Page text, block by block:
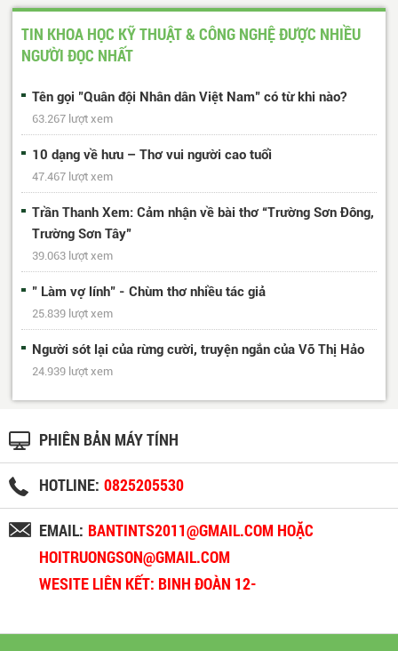
442 ... 453 454 Trang cuối
TIN KHOA HỌC KỸ THUẬT & CÔNG NGHỆ ĐƯỢC NHIỀU
NGƯỜI ĐỌC NHẤT
Tên gọi "Quân đội Nhân dân Việt Nam" có từ khi nào?
63.267 lượt xem
10 dạng về hưu – Thơ vui người cao tuổi
47.467 lượt xem
Trần Thanh Xem: Cảm nhận về bài thơ “Trường Sơn Đông,
Trường Sơn Tây”
39.063 lượt xem
" Làm vợ lính" - Chùm thơ nhiều tác giả
25.839 lượt xem
Người sót lại của rừng cười, truyện ngắn của Võ Thị Hảo
24.939 lượt xem
PHIÊN BẢN MÁY TÍNH
HOTLINE: 0825205530
EMAIL: BANTINTS2011@GMAIL.COM HOẶC
HOITRUONGSON@GMAIL.COM
WESITE LIÊN KẾT: BINH ĐOÀN 12-